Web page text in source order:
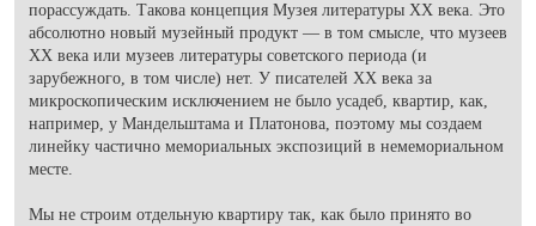
порассуждать. Такова концепция Музея литературы XX века. Это
абсолютно новый музейный продукт — в том смысле, что музеев
XX века или музеев литературы советского периода (и
зарубежного, в том числе) нет. У писателей XX века за
микроскопическим исключением не было усадеб, квартир, как,
например, у Мандельштама и Платонова, поэтому мы создаем
линейку частично мемориальных экспозиций в немемориальном
месте.
Мы не строим отдельную квартиру так, как было принято во